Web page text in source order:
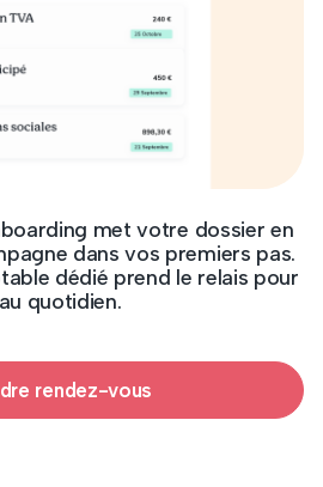
met votre dossier en
dans vos premiers pas.
dédié prend le relais pour
quotidien.
rendez-vous